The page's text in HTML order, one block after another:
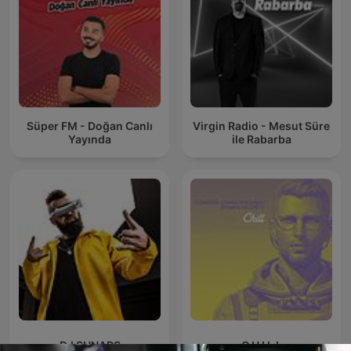
Süper FM - Doğan Canlı
Yayında
Virgin Radio - Mesut Süre
ile Rabarba
DJ SHNAPS C H I L L